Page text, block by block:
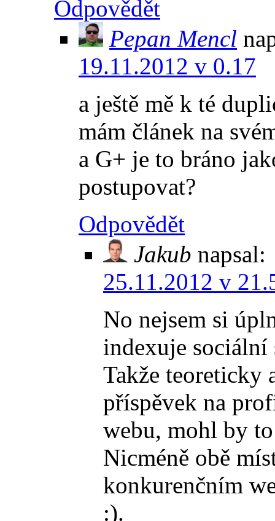
Odpovědět
Pepan Mencl
19.11.2012 v 0.17
a ještě mě k té
mám článek na
a G+ je to bráno
postupovat?
Odpovědět
Jakub napsal:
25.11.2012 v
No nejsem si
indexuje
Takže teoreticky
příspěvek na
webu, mohl by
Nicméně obě
konkurenčním
:).